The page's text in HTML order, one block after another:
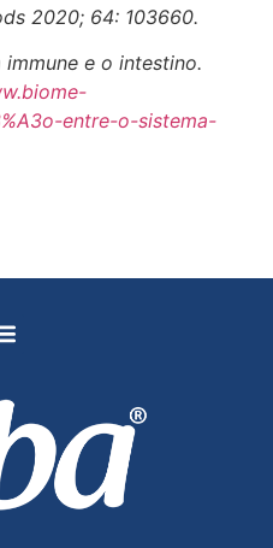
2020; 64: 103660.
e o intestino.
entre-o-sistema-